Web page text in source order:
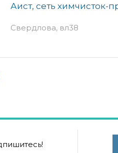
Аист, сеть химчисток-
Свердлова, вл38